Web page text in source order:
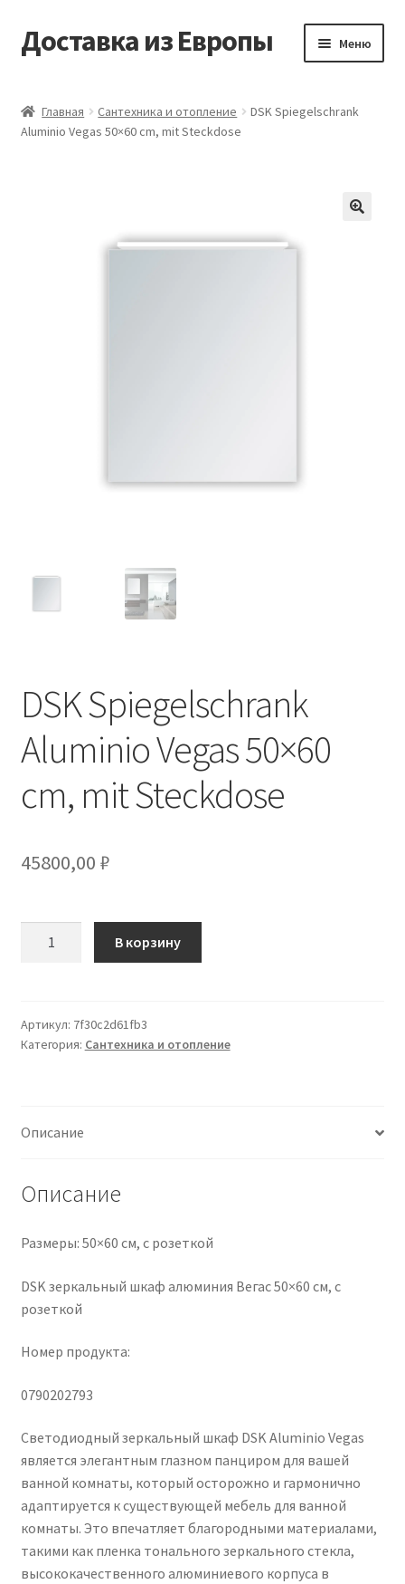
Перейти
к
Перейти
к
Доставка из Европы Меню
Доставка из Европы
Главная Сантехника и отопление
DSK Spiegelschrank
Aluminio Vegas 50×60 cm, mit Steckdose
DSK Spiegelschrank
Aluminio Vegas 50×60
cm, mit Steckdose
45800,00 ₽
Aluminio
Vegas
Steckdose
В корзину
Артикул: 7f30c2d61fb3
Категория: Сантехника и отопление
Описание
Описание
Размеры: 50×60 см, с розеткой
DSK зеркальный шкаф алюминия Вегас 50×60 см, с
розеткой
Номер продукта:
0790202793
Светодиодный зеркальный шкаф DSK Aluminio Vegas
является элегантным глазном панциром для вашей
ванной комнаты, который осторожно и гармонично
адаптируется к существующей мебель для ванной
комнаты. Это впечатляет благородными материалами,
такими как пленка тонального зеркального стекла,
высококачественного алюминиевого корпуса в